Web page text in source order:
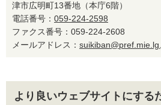
津市広明町13番地（本庁6階）
電話番号： 059-224-2598
ファクス番号：059-224-2608
メールアドレス：
より良いウェブサイトにする